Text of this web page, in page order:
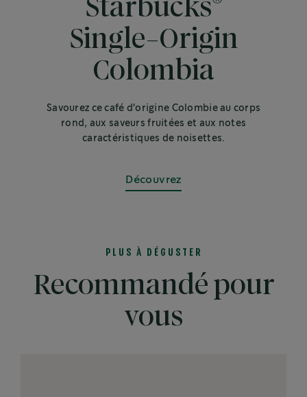
Starbucks
Single-Origin
Colombia
Savourez ce café d'origine Colombie au corps
rond, aux saveurs fruitées et aux notes
caractéristiques de noisettes.
Découvrez
PLUS À DÉGUSTER
Recommandé pour
vous